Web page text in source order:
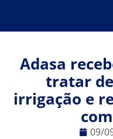
Adasa
tratar
irrigação e
09/